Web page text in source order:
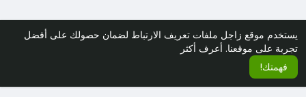
يستخدم موقع زاجل ملفات تعريف الارتباط لضمان حصولك على أفضل
تجربة على موقعنا. أعرف أكثر
فهمتك!